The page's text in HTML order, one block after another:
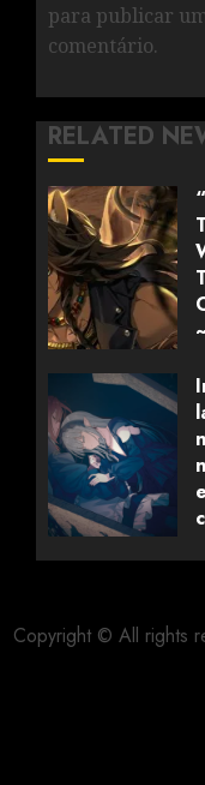
para publicar
comentário.
RELATED
Copyright © All rights